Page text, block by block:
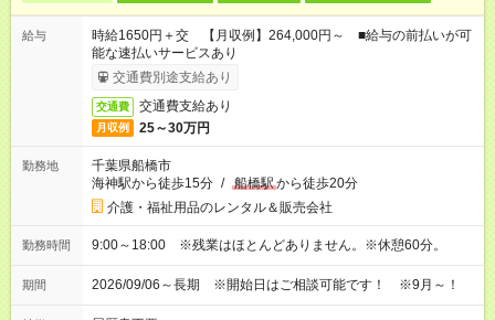
給与
時給1650円＋交 【月収例】264,000円～ ■給与の前払いが可
能な速払いサービスあり
交通費別途支給あり
交通費 交通費支給あり
月収例 25～30万円
勤務地
千葉県船橋市
海神駅から徒歩15分 / 船橋駅から徒歩20分
介護・福祉用品のレンタル＆販売会社
勤務時間 9:00～18:00 ※残業はほとんどありません。※休憩60分。
期間 2026/09/06～長期 ※開始日はご相談可能です！ ※9月～！